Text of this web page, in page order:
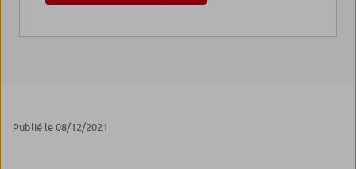
Publié le 08/12/2021